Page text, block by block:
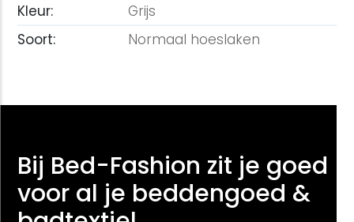
Kleur:
Grijs
Soort:
Normaal hoeslaken
Bij Bed-Fashion zit je goed
voor al je beddengoed &